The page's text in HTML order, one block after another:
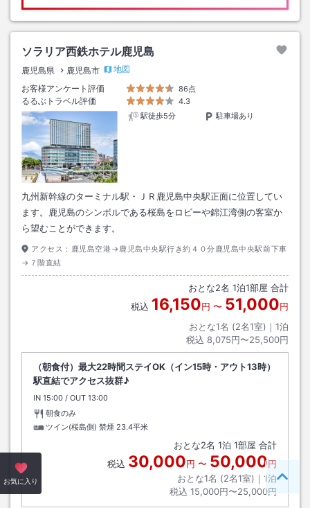
ソラリア西鉄ホテル鹿児島
鹿児島県 鹿児島市
地図
お客様アンケート評価
86点
るるぶトラベル評価
4.3
駅徒歩5分
駐車場あり
九州新幹線のターミナル駅・ＪＲ鹿児島中央駅正面に位置してい
ます。鹿児島のシンボルである桜島をロビーや錦江湾側の客室か
ら望むことができます。
アクセス： 鹿児島空港→鹿児島中央駅行き約４０分鹿児島中央駅前下車
→７階直結
おとな2名 1泊1部屋 合計
税込 16,150円 〜 51,000円
おとな1名 (2名1室)｜ 1泊
税込 8,075円〜25,500円
（朝食付）最大22時間ステイOK（イン15時・アウト13時）
駅直結でアクセス抜群♪
IN チェックイン
15:00 / OUT チェックアウト
13:00
朝食のみ
ツイン(桜島側) 禁煙 23.4平米
おとな2名 1泊 1部屋 合計
税込 30,000円 〜 50,000円
おとな1名 (2名1室)｜ 1泊
税込 15,000円〜25,000円
お気に入り ペー